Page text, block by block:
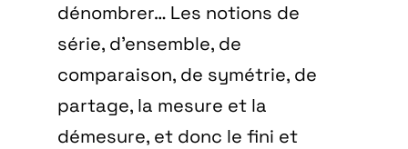
dénombrer… Les notions de
série, d’ensemble, de
comparaison, de symétrie, de
partage, la mesure et la
démesure, et donc le fini et